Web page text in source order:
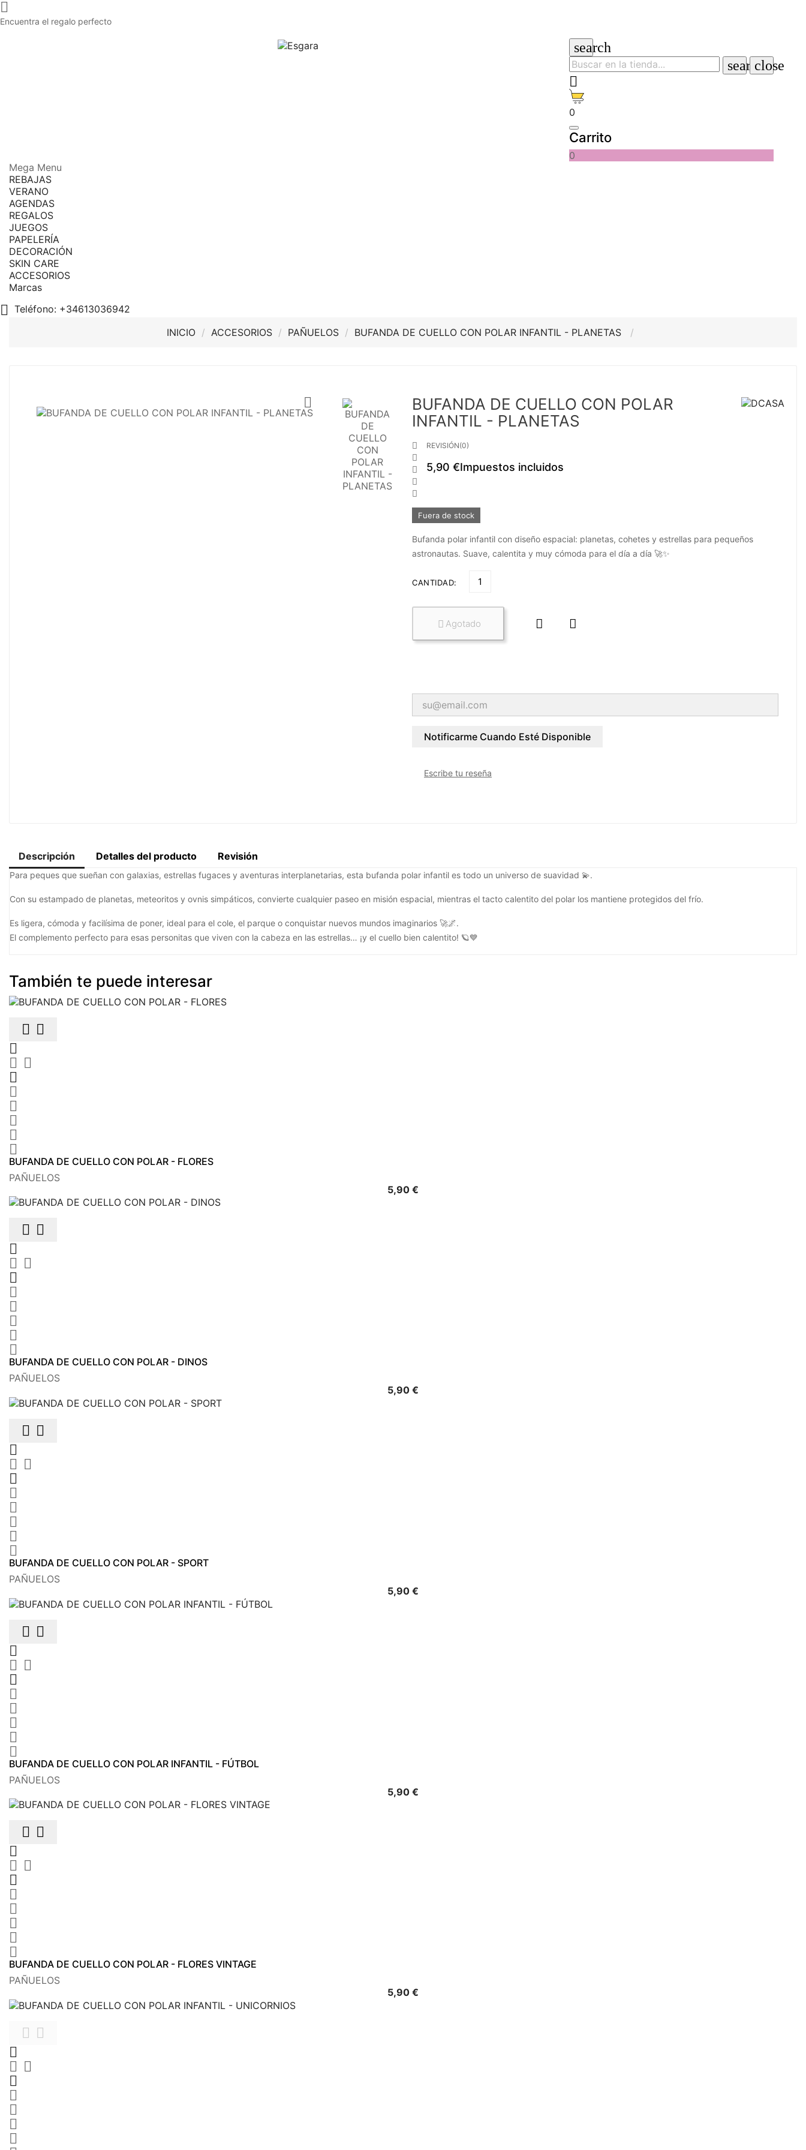

Encuentra el regalo perfecto
search
searchclose

0
Carrito
0
Mega Menu
REBAJAS
VERANO
AGENDAS
REGALOS
JUEGOS
PAPELERÍA
DECORACIÓN
SKIN CARE
ACCESORIOS
Marcas
 Teléfono: +34613036942
INICIO
ACCESORIOS PAÑUELOS BUFANDA DE CUELLO CON POLAR INFANTIL - PLANETAS

BUFANDA DE CUELLO CON POLAR
INFANTIL - PLANETAS





REVISIÓN(0)
5,90 €Impuestos incluidos
Fuera de stock
Bufanda polar infantil con diseño espacial: planetas, cohetes y estrellas para pequeños
astronautas. Suave, calentita y muy cómoda para el día a día 🚀✨
CANTIDAD:
 Agotado  
Notificarme Cuando Esté Disponible
Escribe tu reseña
Descripción Detalles del producto Revisión
Para peques que sueñan con galaxias, estrellas fugaces y aventuras interplanetarias, esta bufanda polar infantil es todo un universo de suavidad 💫.
Con su estampado de planetas, meteoritos y ovnis simpáticos, convierte cualquier paseo en misión espacial, mientras el tacto calentito del polar los mantiene protegidos del frío.
Es ligera, cómoda y facilísima de poner, ideal para el cole, el parque o conquistar nuevos mundos imaginarios 🚀🌌.
El complemento perfecto para esas personitas que viven con la cabeza en las estrellas… ¡y el cuello bien calentito! 🪐💙
También te puede interesar
 

 






BUFANDA DE CUELLO CON POLAR - FLORES
PAÑUELOS
5,90 €











BUFANDA DE CUELLO CON POLAR - DINOS
PAÑUELOS
5,90 €
 

 






BUFANDA DE CUELLO CON POLAR - SPORT
PAÑUELOS
5,90 €
 

 






BUFANDA DE CUELLO CON POLAR INFANTIL - FÚTBOL
PAÑUELOS
5,90 €











BUFANDA DE CUELLO CON POLAR - FLORES VINTAGE
PAÑUELOS
5,90 €
 

 




